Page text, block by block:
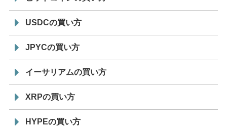
USDCの買い方
JPYCの買い方
イーサリアムの買い方
XRPの買い方
HYPEの買い方